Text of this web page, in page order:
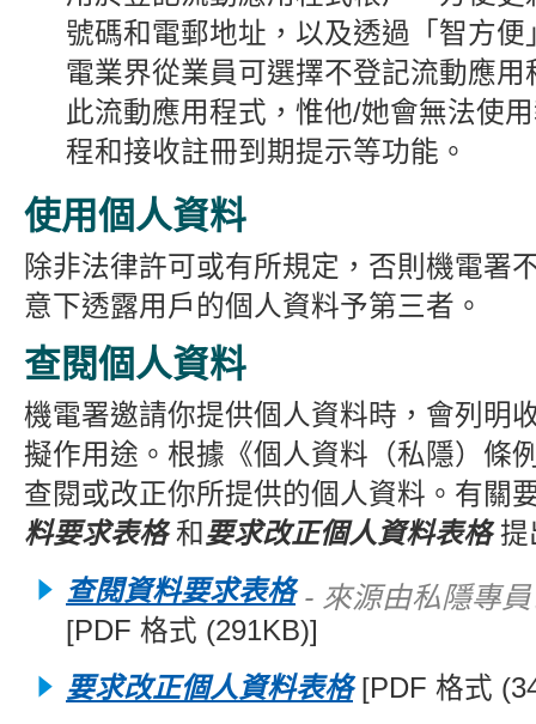
號碼和電郵地址，以及透過「智方便
電業界從業員可選擇不登記流動應用
此流動應用程式，惟他/她會無法使
程和接收註冊到期提示等功能。
使用個人資料
除非法律許可或有所規定，否則 機電署
意下透露用戶的個人資料予第三者。
查閱個人資料
機電署邀請你提供個人資料時，會列明
擬作用途 。 根據《個人資料（私隱）條
查閱或改正你所提供的個人資料。有關
料要求表格和 要求改正個人資料表格提
查閱資料要求表格 - 來源由私隱專
[PDF 格式 (291KB)]
要求改正個人資料表格[PDF 格式